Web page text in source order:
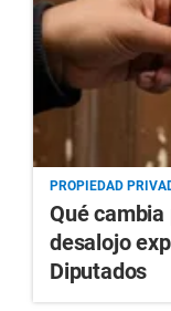
PROPIEDAD
Qué
desalojo
Diputados